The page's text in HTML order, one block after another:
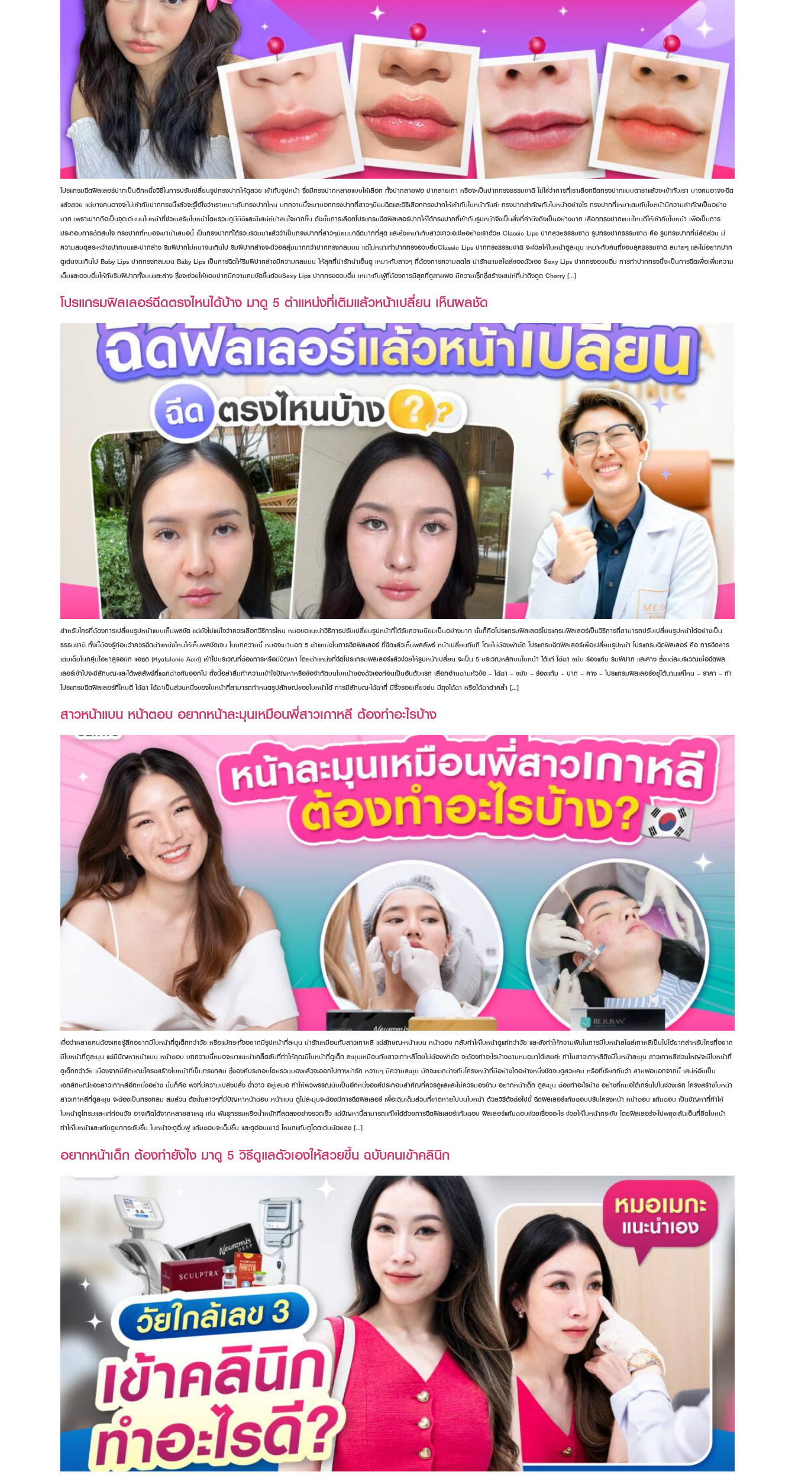
โปรแกรมฉีดฟิลเลอร์ปากเป็นอีกหนึ่งวิธีในการปรับเปลี่ยนรูปทรงปากให้ดูสวย เข้ากับรูปหน้า ซึ่งมีทรงปากหลายแบบให้เลือก ทั้งปากสายฝอ ปากสายเกา หรือจะเป็นปากทรงธรรมชาติ ไม่ใช่ว่าการที่เราเลือกฉีดทรงปากแบบดาราแล้วจะเข้ากับเรา บางคนอาจจะฉีด
แล้วสวย แต่บางคนอาจจะไม่เข้ากับปากทรงนี้แล้วจะรู้ได้ไงว่าเราเหมาะกับทรงปากไหน บทความนี้จะมาบอกทรงปากที่สาวๆนิยมฉีดและวิธีเลือกทรงปากให้เข้ากับใบหน้ากันค่ะ ทรงปากสำคัญกับใบหน้าอย่างไร ทรงปากที่เหมาะสมกับใบหน้ามีความสำคัญเป็นอย่าง
มาก เพราะปากถือเป็นจุดเด่นบนใบหน้าที่ช่วยเสริมใบหน้าโดยรวมดูมีมิติและมีเสน่ห์น่าสนใจมากขึ้น ดังนั้นการเลือกโปรแกรมฉีดฟิลเลอร์ปากให้ได้ทรงปากที่เข้ากับรูปหน้าจึงเป็นสิ่งที่คำนึงถึงเป็นอย่างมาก เลือกทรงปากแบบไหนดีให้เข้ากับใบหน้า เพื่อเป็นการ
ประกอบการตัดสินใจ ทรงปากที่หมอจะมานำเสนอนี้ เป็นทรงปากที่ได้รวบรวมมาแล้วว่าเป็นทรงปากที่สาวๆนิยมมาฉีดมากที่สุด และยังเหมาะกับสาวชาวเอเชียอย่างเราด้วย Classic Lips ปากสวยธรรมชาติ รูปทรงปากธรรมชาติ คือ รูปทรงปากที่มีสัดส่วน มี
ความสมดุลระหว่างปากบนและปากล่าง ริมฝีปากไม่หนาจนเกินไป ริมฝีปากล่างจะมีวอลลุ่มมากกว่าปากทรงกลมมน แต่ไม่หนาเท่าปากทรงอวบอิ่มClassic Lips ปากทรงธรรมชาติ จะช่วยให้ใบหน้าดูละมุน เหมาะกับคนที่ชอบลุคธรรมชาติ สบายๆ และไม่อยากปาก
ดูเด่นจนเกินไป Baby Lips ปากทรงกลมมน Baby Lips เป็นการฉีดให้ริมฝีปากล่างมีความกลมมน ให้ลุคที่น่ารักน่าเอ็นดู เหมาะกับสาวๆ ที่ต้องการความสดใส น่ารักตามสไตล์ของตัวเอง Sexy Lips ปากทรงอวบอิ่ม การทำปากทรงนี้จะเป็นการฉีดเพื่อเพิ่มความ
เต็มและอวบอิ่มให้กับริมฝีปากทั้งบนและล่าง ซึ่งจะช่วยให้ขอบปากมีความคมชัดขึ้นด้วยSexy Lips ปากทรงอวบอิ่ม เหมาะกับผู้ที่ต้องการมีลุคที่ดูสายฝอ มีความเซ็กซี่สร้างเสน่ห์ที่น่าดึงดูด Cherry […]
โปรแกรมฟิลเลอร์ฉีดตรงไหนได้บ้าง มาดู 5 ตำแหน่งที่เติมแล้วหน้าเปลี่ยน เห็นผลชัด
สำหรับใครที่ต้องการเปลี่ยนรูปหน้าแบบเห็นผลชัด แต่ยังไม่แน่ใจว่าควรเลือกวิธีการไหน หมอขอแนะนำวิธีการปรับเปลี่ยนรูปหน้าที่ได้รับความนิยมเป็นอย่างมาก นั่นก็คือโปรแกรมฟิลเลอร์โปรแกรมฟิลเลอร์เป็นวิธีการที่สามารถปรับเปลี่ยนรูปหน้าได้อย่างเป็น
ธรรมชาติ ทั้งนี้ต้องรู้ก่อนว่าควรฉีดตำแหน่งไหนให้เห็นผลชัดเจน ในบทความนี้ หมอจะมาบอก 5 ตำแหน่งในการฉีดฟิลเลอร์ ที่ฉีดแล้วเห็นผลลัพธ์ หน้าเปลี่ยนทันที โดยไม่ต้องผ่าตัด โปรแกรมฉีดฟิลเลอร์เพื่อเปลี่ยนรูปหน้า โปรแกรมฉีดฟิลเลอร์ คือ การฉีดสาร
เติมเต็มในกลุ่มไฮยาลูรอนิก แอซิด (Hyatulonic Acid) เข้าไปบริเวณที่ต้องการหรือมีปัญหา โดยตำแหน่งที่ฉีดโปรแกรมฟิลเลอร์แล้วช่วยให้รูปหน้าเปลี่ยน จะเป็น 5 บริเวณหลักบนใบหน้า ได้แก่ ใต้ตา ขมับ ร่องแก้ม ริมฝีปาก และคาง ซึ่งแต่ละบริเวณเมื่อฉีดฟิล
เลอร์เข้าไปจะมีลักษณะและได้ผลลัพธ์ที่แตกต่างกันออกไป ทั้งนี้อย่าลืมทำความเข้าใจปัญหาหรือข้อจำกัดบนใบหน้าของตัวเองก่อนเป็นอันดับแรก เลือกอ่านตามหัวข้อ – ใต้ตา – ขมับ – ร่องแก้ม – ปาก – คาง – โปรแกรมฟิลเลอร์อยู่ได้นานแค่ไหน – ราคา – ทำ
โปรแกรมฉีดฟิลเลอร์ที่ไหนดี ใต้ตา ใต้ตาเป็นส่วนหนึ่งของใบหน้าที่สามารถกำหนดรูปลักษณ์ของใบหน้าได้ การมีลักษณะใต้ตาที่ มีริ้วรอยเหี่ยวย่น มีถุงใต้ตา หรือใต้ตาดำคล้ำ […]
สาวหน้าแบน หน้าตอบ อยากหน้าละมุนเหมือนพี่สาวเกาหลี ต้องทำอะไรบ้าง
เชื่อว่าหลายคนต้องเคยรู้สึกอยากมีใบหน้าที่ดูเด็กกว่าวัย หรือแม้กระทั่งอยากมีรูปหน้าที่ละมุน น่ารักเหมือนกับสาวเกาหลี แต่ลักษณะหน้าแบน หน้าตอบ กลับทำให้ใบหน้าดูแก่กว่าวัย และยังทำให้ความฝันในการมีใบหน้าสไตล์เกาหลีเป็นไปได้ยากสำหรับใครที่อยาก
มีใบหน้าที่ดูละมุน แต่มีปัญหาหน้าแบน หน้าตอบ บทความนี้หมอจะมาแนะนำเคล็ดลับที่ทำให้คุณมีใบหน้าที่ดูเด็ก ละมุนเหมือนกับสาวเกาหลีโดยไม่ต้องผ่าตัด จะต้องทำอะไรบ้างตามหมอมาได้เลยค่ะ ทำไมสาวเกาหลีถึงมีใบหน้าละมุน สาวเกาหลีส่วนใหญ่จะมีใบหน้าที่
ดูเด็กกว่าวัย เนื่องจากมีลักษณะโครงสร้างใบหน้าที่เป็นทรงกลม ซึ่งองค์ประกอบโดยรวมมองแล้วจะออกไปทางน่ารัก หวานๆ มีความละมุน มักจะแตกต่างกับโครงหน้าที่มีอย่างใดอย่างหนึ่งชัดจนดูสวยคม หรือที่เรียกกันว่า สายฝอนอกจากนี้ เสน่ห์อันเป็น
เอกลักษณ์ของสาวเกาหลีอีกหนึ่งอย่าง นั่นก็คือ ผิวที่มีความเปล่งปลั่ง ฉ่ำวาว อยู่เสมอ ทำให้ผิวพรรณนับเป็นอีกหนึ่งองค์ประกอบสำคัญที่ควรดูแลและไม่ควรมองข้าม อยากหน้าเด็ก ดูละมุน ต้องทำอะไรบ้าง อย่างที่หมอได้เกริ่นไปในช่วงแรก โครงสร้างใบหน้า
สาวเกาหลีที่ดูละมุน จะต้องเป็นทรงกลม สมส่วน ดังนั้นสาวๆที่มีปัญหาหน้าตอบ หน้าแบน ดูไม่ละมุนจะต้องมีการฉีดฟิลเลอร์ เพื่อเติมเต็มส่วนที่ขาดหายไปบนใบหน้า ด้วยวิธีดังต่อไปนี้ ฉีดฟิลเลอร์แก้มตอบปรับโครงหน้า หน้าตอบ แก้มตอบ เป็นปัญหาที่ทำให้
ใบหน้าดูโทรมและแก่ก่อนวัย อาจเกิดได้จากหลายสาเหตุ เช่น พันธุกรรมหรือน้ำหนักที่ลดลงอย่างรวดเร็ว แต่ปัญหานี้สามารถแก้ไขได้ด้วยการฉีดฟิลเลอร์แก้มตอบ ฟิลเลอร์แก้มตอบช่วยเรื่องอะไร ช่วยให้ใบหน้ากระชับ โดยฟิลเลอร์จะไปพยุงเส้นเอ็นที่ยึดใบหน้า
ทำให้ใบหน้าและแก้มดูยกกระชับขึ้น ใบหน้าจะดูอิ่มฟู แก้มตอบจะเต็มขึ้น และดูอ่อนเยาว์ โหนกแก้มดูโดดเด่นน้อยลง […]
อยากหน้าเด็ก ต้องทำยังไง มาดู 5 วิธีดูแลตัวเองให้สวยขึ้น ฉบับคนเข้าคลินิก